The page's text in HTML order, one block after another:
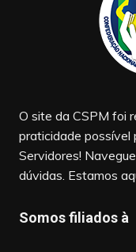
O site da CSPM foi
praticidade possível
Servidores!
dúvidas. Estamos
Somos filiados à